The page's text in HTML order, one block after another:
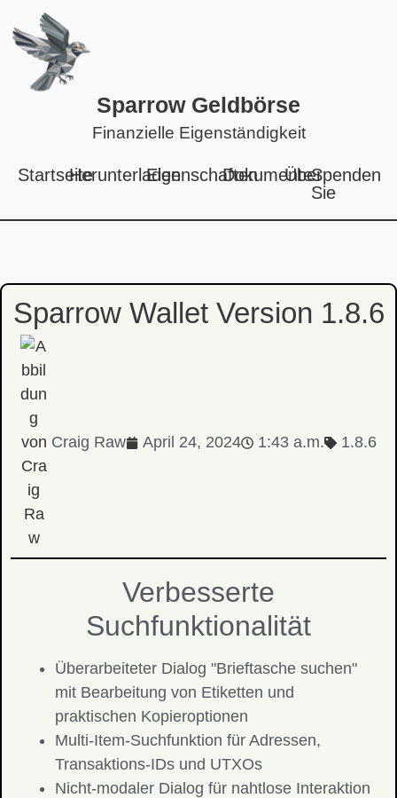
Sparrow Geldbörse
Finanzielle Eigenständigkeit
StartseiteHerunterladenEigenschaftenDokumente
ÜberSpenden
Sie
Sparrow Wallet Version 1.8.6
Craig Raw April 24, 2024 1:43 a.m. 1.8.6
Verbesserte
Suchfunktionalität
Überarbeiteter Dialog "Brieftasche suchen"
mit Bearbeitung von Etiketten und
praktischen Kopieroptionen
Multi-Item-Suchfunktion für Adressen,
Transaktions-IDs und UTXOs
Nicht-modaler Dialog für nahtlose Interaktion